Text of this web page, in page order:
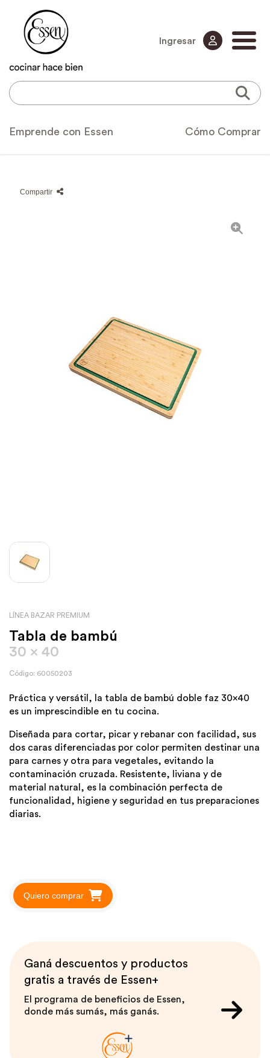
Ingresar
Emprende con Essen Cómo Comprar
Compartir
LÍNEA BAZAR PREMIUM
Tabla de bambú
30 x 40
Código: 60050203
Práctica y versátil, la tabla de bambú doble faz 30×40
es un imprescindible en tu cocina.
Diseñada para cortar, picar y rebanar con facilidad, sus
dos caras diferenciadas por color permiten destinar una
para carnes y otra para vegetales, evitando la
contaminación cruzada. Resistente, liviana y de
material natural, es la combinación perfecta de
funcionalidad, higiene y seguridad en tus preparaciones
diarias.
Quiero comprar
Ganá descuentos y productos
gratis a través de Essen+
El programa de beneficios de Essen,
donde más sumás, más ganás.